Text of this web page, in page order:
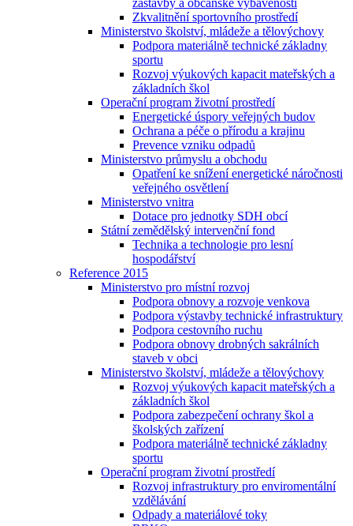
zástavby a občanské vybavenosti
Zkvalitnění sportovního prostředí
Ministerstvo školství, mládeže a tělovýchovy
Podpora materiálně technické základny
sportu
Rozvoj výukových kapacit mateřských a
základních škol
Operační program životní prostředí
Energetické úspory veřejných budov
Ochrana a péče o přírodu a krajinu
Prevence vzniku odpadů
Ministerstvo průmyslu a obchodu
Opatření ke snížení energetické náročnosti
veřejného osvětlení
Ministerstvo vnitra
Dotace pro jednotky SDH obcí
Státní zemědělský intervenční fond
Technika a technologie pro lesní
hospodářství
Reference 2015
Ministerstvo pro místní rozvoj
Podpora obnovy a rozvoje venkova
Podpora výstavby technické infrastruktury
Podpora cestovního ruchu
Podpora obnovy drobných sakrálních
staveb v obci
Ministerstvo školství, mládeže a tělovýchovy
Rozvoj výukových kapacit mateřských a
základních škol
Podpora zabezpečení ochrany škol a
školských zařízení
Podpora materiálně technické základny
sportu
Operační program životní prostředí
Rozvoj infrastruktury pro enviromentální
vzdělávání
Odpady a materiálové toky